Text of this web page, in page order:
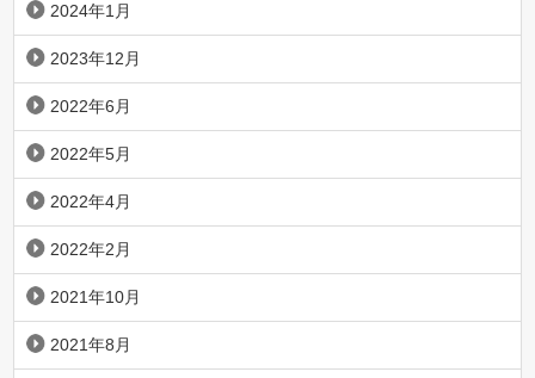
2024年1月
2023年12月
2022年6月
2022年5月
2022年4月
2022年2月
2021年10月
2021年8月